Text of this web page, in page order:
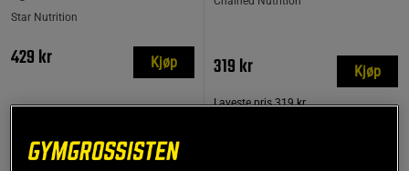
Star Nutrition
429 kr Kjøp 319 kr
Laveste pris 319 kr
Kjøp
TOPPSELGERE